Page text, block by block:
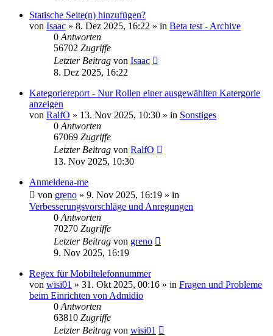
Statische Seite(n) hinzufügen?
von Isaac » 8. Dez 2025, 16:22 » in Beta test - Archive
0 Antworten
56702 Zugriffe
Letzter Beitrag von Isaac
8. Dez 2025, 16:22
Kategoriereport - Nur Rollen einer ausgewählten Katergorie
anzeigen
von RalfO » 13. Nov 2025, 10:30 » in Sonstiges
0 Antworten
67069 Zugriffe
Letzter Beitrag von RalfO
13. Nov 2025, 10:30
Anmeldena-me
von greno » 9. Nov 2025, 16:19 » in
Verbesserungsvorschläge und Anregungen
0 Antworten
70270 Zugriffe
Letzter Beitrag von greno
9. Nov 2025, 16:19
Regex für Mobiltelefonnummer
von wisi01 » 31. Okt 2025, 00:16 » in Fragen und Probleme
beim Einrichten von Admidio
0 Antworten
63810 Zugriffe
Letzter Beitrag von wisi01